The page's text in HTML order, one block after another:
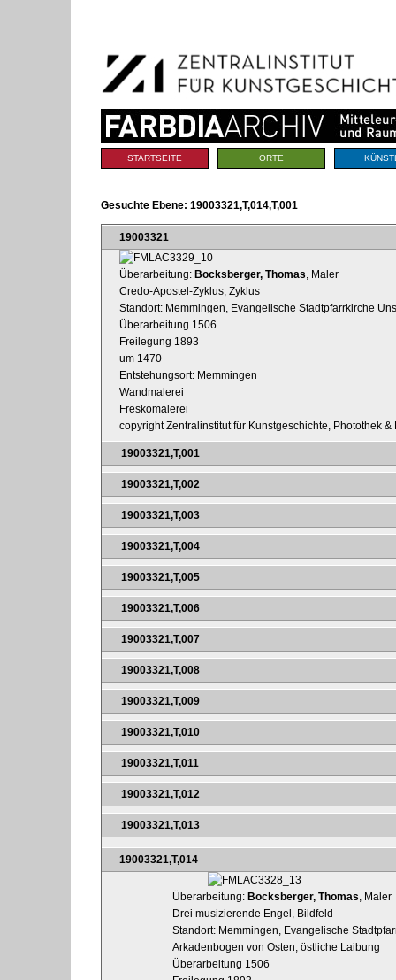
Navigation
Sektionen
STARTSEITE ORTE
Gesuchte Ebene: 19003321,T,014,T,001
19003321
Überarbeitung: Bocksberger, Thomas , Maler
Credo-Apostel-Zyklus, Zyklus
Standort: Memmingen, Evangelische Stadtpfarrkirche
Überarbeitung 1506
Freilegung 1893
um 1470
Entstehungsort: Memmingen
Wandmalerei
Freskomalerei
copyright Zentralinstitut für Kunstgeschichte, Photothek &
19003321,T,001
19003321,T,002
19003321,T,003
19003321,T,004
19003321,T,005
19003321,T,006
19003321,T,007
19003321,T,008
19003321,T,009
19003321,T,010
19003321,T,011
19003321,T,012
19003321,T,013
19003321,T,014
Überarbeitung: Bocksberger, Thomas, Maler
Drei musizierende Engel, Bildfeld
Standort: Memmingen, Evangelische
Arkadenbogen von Osten, östliche Laibung
Überarbeitung 1506